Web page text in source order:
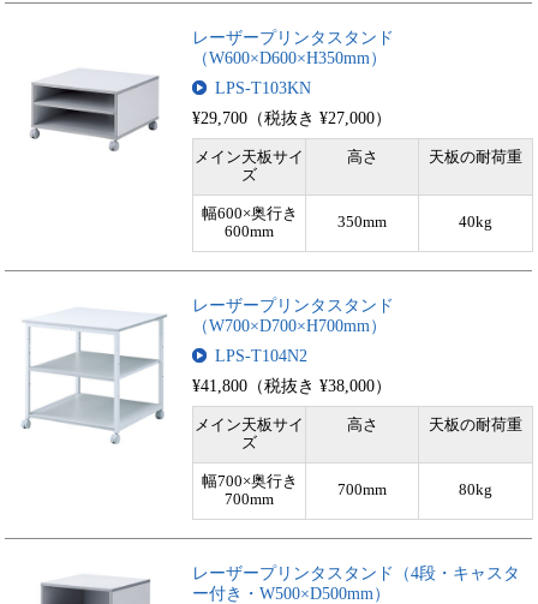
レーザープリンタスタンド
（W600×D600×H350mm）
LPS-T103KN
¥29,700（税抜き ¥27,000）
メイン天板サイ
ズ
高さ 天板の耐荷重
幅600×奥行き
600mm
350mm 40kg
レーザープリンタスタンド
（W700×D700×H700mm）
LPS-T104N2
¥41,800（税抜き ¥38,000）
メイン天板サイ
ズ
高さ 天板の耐荷重
幅700×奥行き
700mm
700mm 80kg
レーザープリンタスタンド（4段・キャスタ
ー付き・W500×D500mm）